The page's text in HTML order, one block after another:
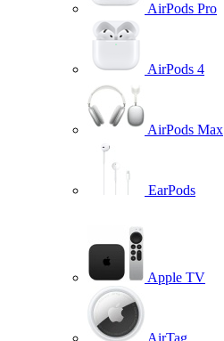
AirPods Pro
AirPods 4
AirPods Max
EarPods
Apple TV